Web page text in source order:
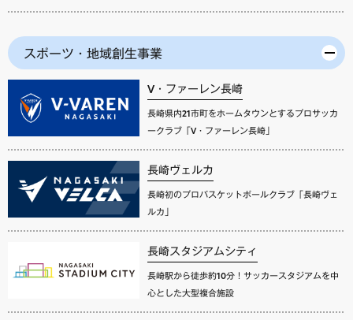
スポーツ・地域創生事業
V・ファーレン長崎
長崎県内21市町をホームタウンとするプロサッカ
ークラブ「V・ファーレン長崎」
長崎ヴェルカ
長崎初のプロバスケットボールクラブ「長崎ヴェ
ルカ」
長崎スタジアムシティ
長崎駅から徒歩約10分！サッカースタジアムを中
心とした大型複合施設